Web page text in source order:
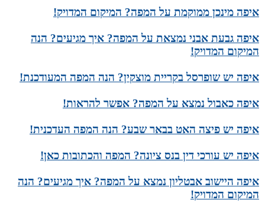
איפה מינכן ממוקמת על המפה? המיקום המדויק!
איפה גבעת אבני נמצאת על המפה? איך מגיעים? הנה
המיקום המדויק!
איפה יש שופרסל בקריית מוצקין? הנה המפה המעודכנת!
איפה כאבול נמצא על המפה? אפשר להראות!
איפה יש פיצה האט בבאר שבע? הנה המפה העדכנית!
איפה יש עורכי דין בנס ציונה? המפה והכתובות כאן!
איפה היישוב אבטליון נמצא על המפה? איך מגיעים? הנה
המיקום המדויק!